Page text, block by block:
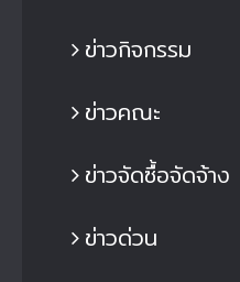
ข่าวกิจกรรม
ข่าวคณะ
ข่าวจัดซื้อจัดจ้าง
ข่าวด่วน